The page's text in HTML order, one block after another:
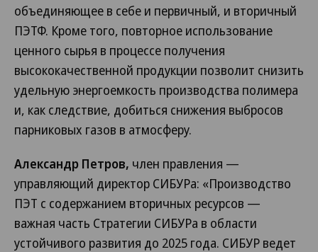
объединяющее в себе и первичный, и вторичный
ПЭТФ. Кроме того, повторное использование
ценного сырья в процессе получения
высококачественной продукции позволит снизить
удельную энергоемкость производства полимера
и, как следствие, добиться снижения выбросов
парниковых газов в атмосферу.
Александр Петров, член правления —
управляющий директор СИБУРа: «Производство
ПЭТ с содержанием вторичных ресурсов —
важная часть Стратегии СИБУРа в области
устойчивого развития до 2025 года. СИБУР ведет